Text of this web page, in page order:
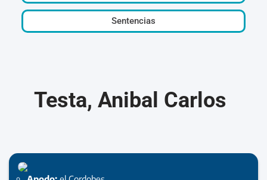
Sentencias
Testa, Anibal Carlos